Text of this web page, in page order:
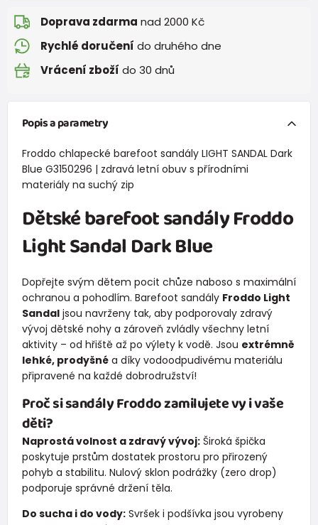
Doprava zdarma nad 2000 Kč
Rychlé doručení do druhého dne
Vrácení zboží do 30 dnů
Popis a parametry
Froddo chlapecké barefoot sandály LIGHT SANDAL Dark
Blue G3150296 | zdravá letní obuv s přírodními
materiály na suchý zip
Dětské barefoot sandály Froddo
Light Sandal Dark Blue
Dopřejte svým dětem pocit chůze naboso s maximální
ochranou a pohodlím. Barefoot sandály Froddo Light
Sandaljsou navrženy tak, aby podporovaly zdravý
vývoj dětské nohy a zároveň zvládly všechny letní
aktivity – od hřiště až po výlety k vodě. Jsou extrémně
lehké, prodyšnéa díky vodoodpudivému materiálu
připravené na každé dobrodružství!
Proč si sandály Froddo zamilujete vy i vaše
děti?
Naprostá volnost a zdravý vývoj:Široká špička
poskytuje prstům dostatek prostoru pro přirozený
pohyb a stabilitu. Nulový sklon podrážky (zero drop)
podporuje správné držení těla.
Do sucha i do vody:Svršek i podšívka jsou vyrobeny